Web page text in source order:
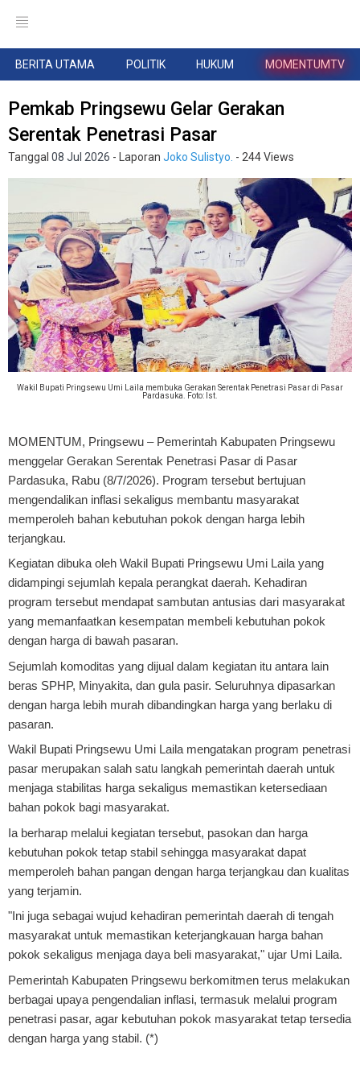
BERITA UTAMA POLITIK HUKUM MOMENTUMTV
Pemkab Pringsewu Gelar Gerakan
Serentak Penetrasi Pasar
Tanggal 08 Jul 2026 - Laporan Joko Sulistyo. - 244 Views
Wakil Bupati Pringsewu Umi Laila membuka Gerakan Serentak Penetrasi Pasar di Pasar
Pardasuka. Foto: Ist.
MOMENTUM, Pringsewu – Pemerintah Kabupaten Pringsewu
menggelar Gerakan Serentak Penetrasi Pasar di Pasar
Pardasuka, Rabu (8/7/2026). Program tersebut bertujuan
mengendalikan inflasi sekaligus membantu masyarakat
memperoleh bahan kebutuhan pokok dengan harga lebih
terjangkau.
Kegiatan dibuka oleh Wakil Bupati Pringsewu Umi Laila yang
didampingi sejumlah kepala perangkat daerah. Kehadiran
program tersebut mendapat sambutan antusias dari masyarakat
yang memanfaatkan kesempatan membeli kebutuhan pokok
dengan harga di bawah pasaran.
Sejumlah komoditas yang dijual dalam kegiatan itu antara lain
beras SPHP, Minyakita, dan gula pasir. Seluruhnya dipasarkan
dengan harga lebih murah dibandingkan harga yang berlaku di
pasaran.
Wakil Bupati Pringsewu Umi Laila mengatakan program penetrasi
pasar merupakan salah satu langkah pemerintah daerah untuk
menjaga stabilitas harga sekaligus memastikan ketersediaan
bahan pokok bagi masyarakat.
Ia berharap melalui kegiatan tersebut, pasokan dan harga
kebutuhan pokok tetap stabil sehingga masyarakat dapat
memperoleh bahan pangan dengan harga terjangkau dan kualitas
yang terjamin.
"Ini juga sebagai wujud kehadiran pemerintah daerah di tengah
masyarakat untuk memastikan keterjangkauan harga bahan
pokok sekaligus menjaga daya beli masyarakat," ujar Umi Laila.
Pemerintah Kabupaten Pringsewu berkomitmen terus melakukan
berbagai upaya pengendalian inflasi, termasuk melalui program
penetrasi pasar, agar kebutuhan pokok masyarakat tetap tersedia
dengan harga yang stabil. (*)